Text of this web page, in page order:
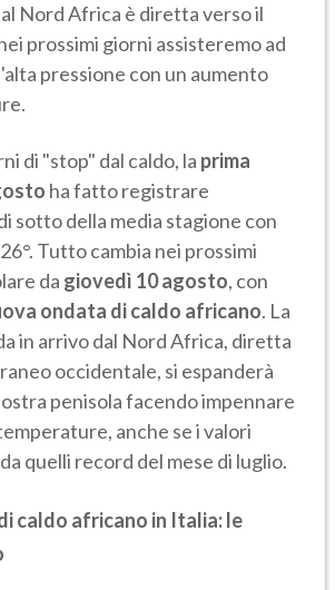
Nord Africa è diretta verso il
prossimi giorni assisteremo ad
pressione con un aumento
di "stop" dal caldo, la prima
ha fatto registrare
sotto della media stagione con
Tutto cambia nei prossimi
da giovedì 10 agosto, con
ondata di caldo africano. La
in arrivo dal Nord Africa, diretta
occidentale, si espanderà
penisola facendo impennare
anche se i valori
quelli record del mese di luglio.
caldo africano in Italia: le